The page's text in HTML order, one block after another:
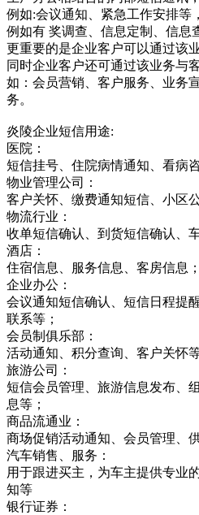
例如:会议通知、紧急工作安排等，
例如有 奖调查、信息定制、信息
更重要的是企业客户可以通过该
同时企业客户还可通过该业务与
如：会员营销、客户服务、业务
务。
炎陵企业短信用途:
医院：
短信挂号、住院病情通知、看病
物业管理公司：
客户关怀、缴费通知短信、小区
物流行业：
收单短信确认、到货短信确认、
酒店：
住宿信息、服务信息、客房信息；
企业办公：
会议通知短信确认、短信日程提
联系等；
会员制俱乐部：
活动通知、积分查询、客户关怀等
旅游公司：
短信会员管理、旅游信息发布、
息等；
商品流通业：
商场促销活动通知、会员管理、
汽车销售、服务：
用于跟进买主，为车主提供专业
知等
银行证券：